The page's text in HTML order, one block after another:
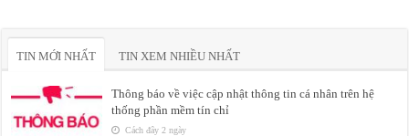
TIN MỚI NHẤT TIN XEM NHIỀU NHẤT
Thông báo về việc cập nhật thông tin cá nhân trên hệ
thống phần mềm tín chỉ
Cách đây 2 ngày